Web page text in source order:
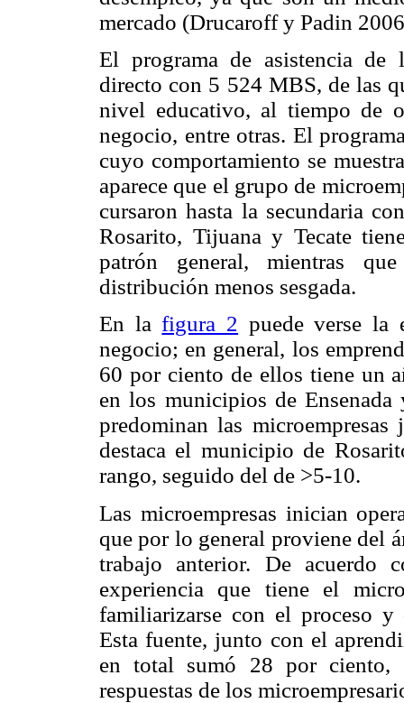
mercado (Drucaroff y Padin
El programa de asistencia de
directo con 5 524 MBS, de las
nivel educativo, al tiempo de
negocio, entre otras. El
cuyo comportamiento se
aparece que el grupo de
cursaron hasta la secundaria
Rosarito, Tijuana y Tecate
patrón general, mientras
distribución menos sesgada.
En lafigura 2 puede verse la
negocio; en general, los
60 por ciento de ellos tiene un
en los municipios de
predominan las
destaca el municipio de
rango, seguido del de >5-10.
Las microempresas inician
que por lo general proviene del
trabajo anterior. De acuerdo
experiencia que tiene el
familiarizarse con el proceso y
Esta fuente, junto con el
en total sumó 28 por
respuestas de los